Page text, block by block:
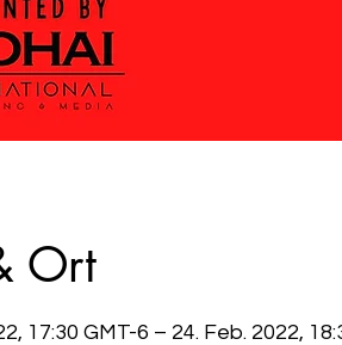
Ort
17:30 GMT-6 – 24. Feb. 2022,